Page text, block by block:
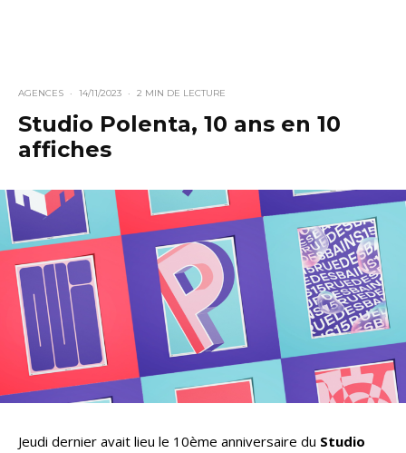
AGENCES · 14/11/2023 · 2 MIN DE LECTURE
Studio Polenta, 10 ans en 10
affiches
Jeudi dernier avait lieu le 10ème anniversaire du Studio